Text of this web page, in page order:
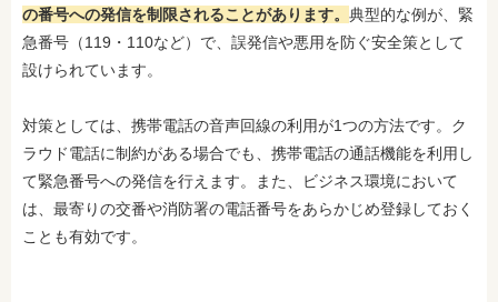
の番号への発信を制限されることがあります。 典型的な例が、緊
急番号（119・110など）で、誤発信や悪用を防ぐ安全策として
設けられています。
対策としては、携帯電話の音声回線の利用が1つの方法です。ク
ラウド電話に制約がある場合でも、携帯電話の通話機能を利用し
て緊急番号への発信を行えます。また、ビジネス環境において
は、最寄りの交番や消防署の電話番号をあらかじめ登録しておく
ことも有効です。